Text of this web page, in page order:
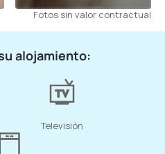
Fotos sin valor contractual
alojamiento:
Televisión